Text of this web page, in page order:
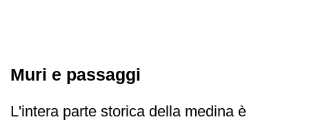
Muri e passaggi
L'intera parte storica della medina è